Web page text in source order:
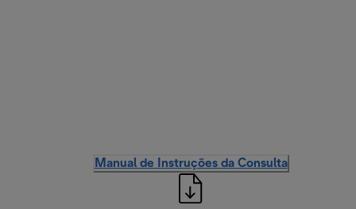
Manual de Instruções da Consulta